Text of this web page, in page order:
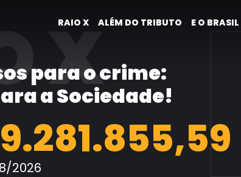
RAIO X ALÉM DO TRIBUTO E O
X
para o crime:
a Sociedade!
2026